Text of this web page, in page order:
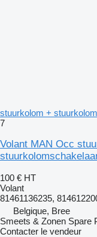
stuurkolom +
7
Volant MAN Occ
100 € HT
Volant
81461136235,
Belgique, Bree
Smeets & Zonen Spare
Contacter le vendeur